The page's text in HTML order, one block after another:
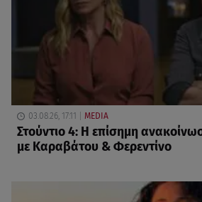
03.08.26, 17:11 MEDIA
Στούντιο 4: Η επίσημη
με Καραβάτου & Φερεντίνο